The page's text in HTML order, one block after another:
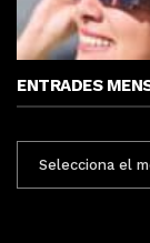
ENTRADES
MENSUALS